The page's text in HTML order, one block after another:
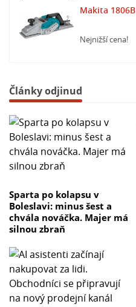
Makita 1806B
Nejnižší cena!
Články odjinud
Sparta po kolapsu v
Boleslavi: minus šest a
chvála nováčka. Majer má
silnou zbraň